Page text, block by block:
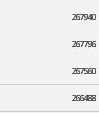
267940
267796
267560
266488